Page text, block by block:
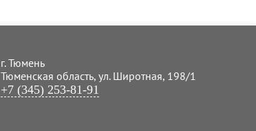
г. Тюмень
Тюменская область, ул. Широтная, 198/1
+7 (345) 253-81-91